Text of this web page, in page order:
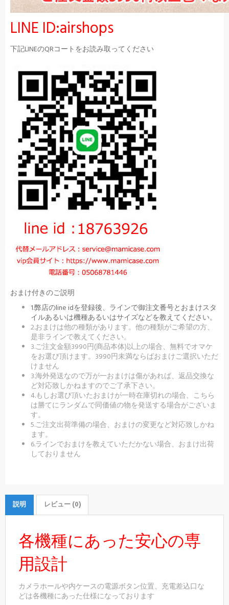
LINE ID:airshops
下記LINEのQRコートをお読み取ってください
おまけ付きのご説明
1.弊店のline idを登録後、ラインで御注文番号とおまけスタ
イルあるいは機種あるいはサイズなどを教えてください。
2.おまけは他の種類があります。他の種類がご希望の方、
是非ラインで教えてください。
3.ご注文金額3990円(商品本体)以上の場合、無料でオマケ
をお選び頂けます。3990円未満ならばおまけご選択いただ
けません
3.海外発送なので万が一おまけは傷があれば、返品交換な
ど対応致しかねますのでご了承下さい。
4.もしお選び頂いたおまけが一時在庫切れの場合、こちら
は勝てにランダムで同価値の物を発送する場合がございま
す。
5.ご注文出荷準備の場合、おまけの変更など対応致しかね
ます。
6.ラインでおまけを教えていただかない場合、おまけ出荷
しておりません
説明 レビュー (0)
各機種にあった安心の専
用設計
カメラホールや内ケースの電源ボタン位置、充電差込口な
どは各機種にあった仕様になっております